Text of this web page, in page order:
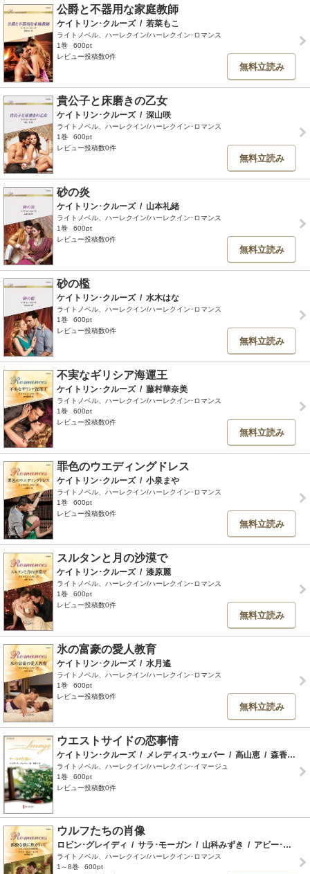
公爵と不器用な家庭教師
ケイトリン･クルーズ / 若菜もこ
ライトノベル、ハーレクイン/ハーレクイン･ロマンス
1巻
600pt
レビュー投稿数0件
無料立読み
貴公子と床磨きの乙女
ケイトリン･クルーズ / 深山咲
ライトノベル、ハーレクイン/ハーレクイン･ロマンス
1巻
600pt
レビュー投稿数0件
無料立読み
砂の炎
ケイトリン･クルーズ / 山本礼緒
ライトノベル、ハーレクイン/ハーレクイン･ロマンス
1巻
600pt
レビュー投稿数0件
無料立読み
砂の檻
ケイトリン･クルーズ / 水木はな
ライトノベル、ハーレクイン/ハーレクイン･ロマンス
1巻
600pt
レビュー投稿数0件
無料立読み
不実なギリシア海運王
ケイトリン･クルーズ / 藤村華奈美
ライトノベル、ハーレクイン/ハーレクイン･ロマンス
1巻
600pt
レビュー投稿数0件
無料立読み
罪色のウエディングドレス
ケイトリン･クルーズ / 小泉まや
ライトノベル、ハーレクイン/ハーレクイン･ロマンス
1巻
600pt
レビュー投稿数0件
無料立読み
スルタンと月の沙漠で
ケイトリン･クルーズ / 漆原麗
ライトノベル、ハーレクイン/ハーレクイン･ロマンス
1巻
600pt
レビュー投稿数0件
無料立読み
氷の富豪の愛人教育
ケイトリン･クルーズ / 水月遙
ライトノベル、ハーレクイン/ハーレクイン･ロマンス
1巻
600pt
レビュー投稿数0件
無料立読み
ウエストサイドの恋事情
ケイトリン･クルーズ / メレディス･ウェバー / 高山恵 / 森香夏子
ライトノベル、ハーレクイン/ハーレクイン･イマージュ
1巻
600pt
レビュー投稿数0件
ウルフたちの肖像
ロビン･グレイディ / サラ･モーガン / 山科みずき / アビー･グリーン
ライトノベル、ハーレクイン/ハーレクイン･ロマンス
1～8巻
600pt